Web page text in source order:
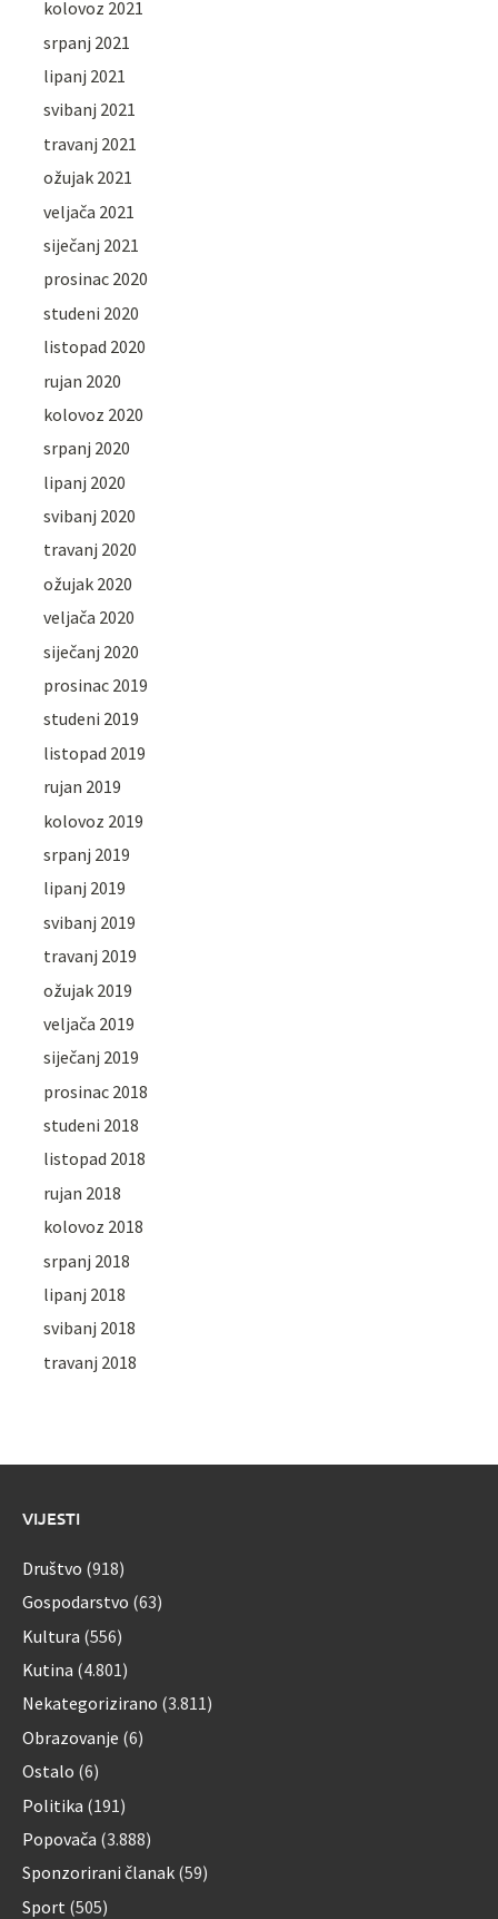
kolovoz 2021
srpanj 2021
lipanj 2021
svibanj 2021
travanj 2021
ožujak 2021
veljača 2021
siječanj 2021
prosinac 2020
studeni 2020
listopad 2020
rujan 2020
kolovoz 2020
srpanj 2020
lipanj 2020
svibanj 2020
travanj 2020
ožujak 2020
veljača 2020
siječanj 2020
prosinac 2019
studeni 2019
listopad 2019
rujan 2019
kolovoz 2019
srpanj 2019
lipanj 2019
svibanj 2019
travanj 2019
ožujak 2019
veljača 2019
siječanj 2019
prosinac 2018
studeni 2018
listopad 2018
rujan 2018
kolovoz 2018
srpanj 2018
lipanj 2018
svibanj 2018
travanj 2018
VIJESTI
Društvo (918)
Gospodarstvo (63)
Kultura (556)
Kutina (4.801)
Nekategorizirano (3.811)
Obrazovanje (6)
Ostalo (6)
Politika (191)
Popovača (3.888)
Sponzorirani članak (59)
Sport (505)